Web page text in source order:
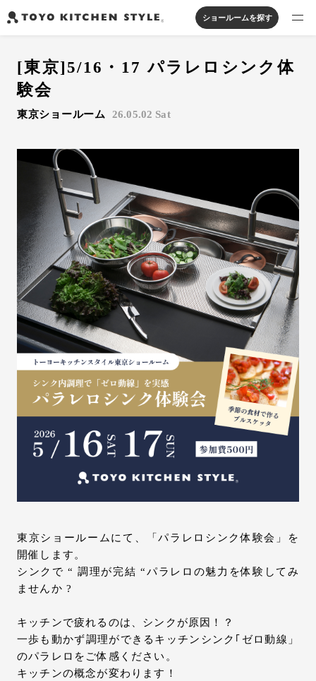
オープンキッチン
製品を探す
システムキッチン
家具・照明・タイル
実例から探す
ジャーナルを読む
オンラインストア
お知らせ
カタログを見る
よくあるご質問
お問い合わせ
サポート
LANGUAGE : JP
CN
ショールームを探す
[東京]5/16・17 パラレロシンク体
験会
東京ショールーム 26.05.02 Sat
東京ショールームにて、「パラレロシンク体験会」を
開催します。
シンクで “ 調理が完結 “パラレロの魅力を体験してみ
ませんか ?
キッチンで疲れるのは、シンクが原因！？
一歩も動かず調理ができるキッチンシンク｢ゼロ動線」
のパラレロをご体感ください。
キッチンの概念が変わります！